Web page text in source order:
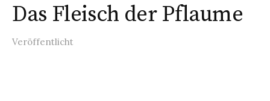
Das Fleisch der Pflaume
Veröffentlicht